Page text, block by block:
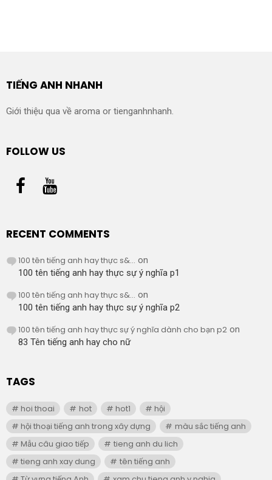
TIẾNG ANH NHANH
Giới thiệu qua về aroma or tienganhnhanh.
FOLLOW US
RECENT COMMENTS
100 tên tiếng anh hay thực s&... on
100 tên tiếng anh hay thực sự ý nghĩa p1
100 tên tiếng anh hay thực s&... on
100 tên tiếng anh hay thực sự ý nghĩa p2
100 tên tiếng anh hay thực sự ý nghĩa dành cho bạn p2 on
83 Tên tiếng anh hay cho nữ
TAGS
hoi thoai hot hot1
hội
hội thoại tiếng anh trong xây dựng
màu sắc tiếng anh
Mẫu câu giao tiếp
tieng anh du lich
tieng anh xay dung
tên tiếng anh